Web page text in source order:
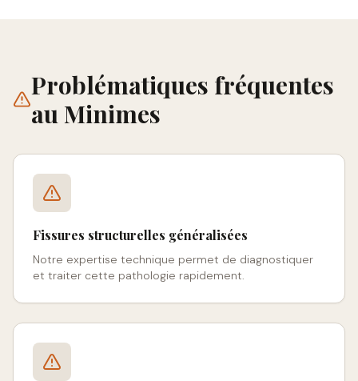
Problématiques fréquentes
auMinimes
Fissures structurelles généralisées
Notre expertise technique permet de diagnostiquer
et traiter cette pathologie rapidement.